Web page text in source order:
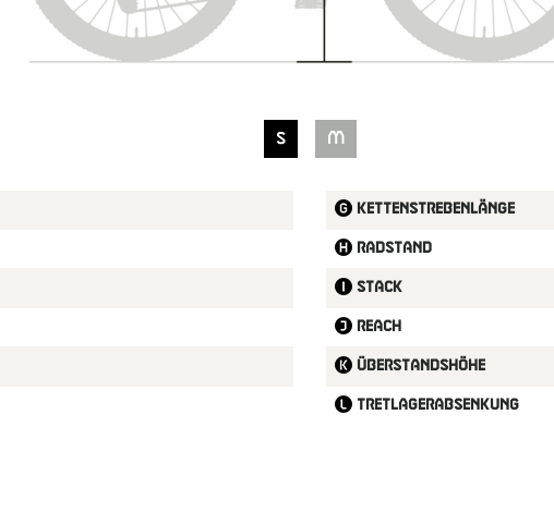
S M
Kettenstrebenlänge
Radstand
Stack
Reach
Überstandshöhe
Tretlagerabsenkung